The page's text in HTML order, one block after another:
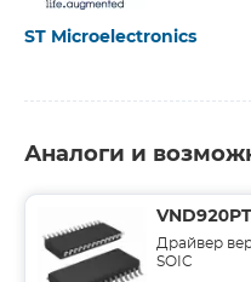
ST Microelectronics
Аналоги и
Драйвер
SOIC